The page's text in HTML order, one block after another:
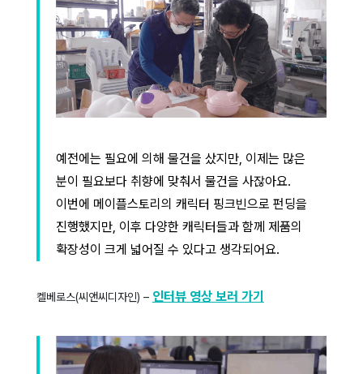
예전에는 필요에 의해 물건을 샀지만, 이제는 많은
분이 필요보다 취향에 맞춰서 물건을 사잖아요.
이번에 메이플스토리의 캐릭터 핑크빈으로 펀딩을
진행했지만, 이후 다양한 캐릭터들과 함께 제품의
확장성이 크게 넓어질 수 있다고 생각되어요.
켈베로스(씨앤씨디자인) – 인터뷰 영상 보러 가기